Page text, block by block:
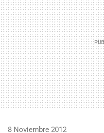
8 Noviembre 2012